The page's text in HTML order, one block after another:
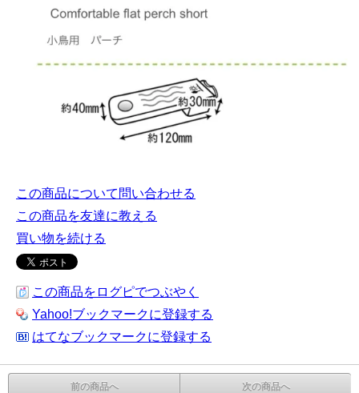
この商品について問い合わせる
この商品を友達に教える
買い物を続ける
この商品をログピでつぶやく
Yahoo!ブックマークに登録する
はてなブックマークに登録する
前の商品へ 次の商品へ